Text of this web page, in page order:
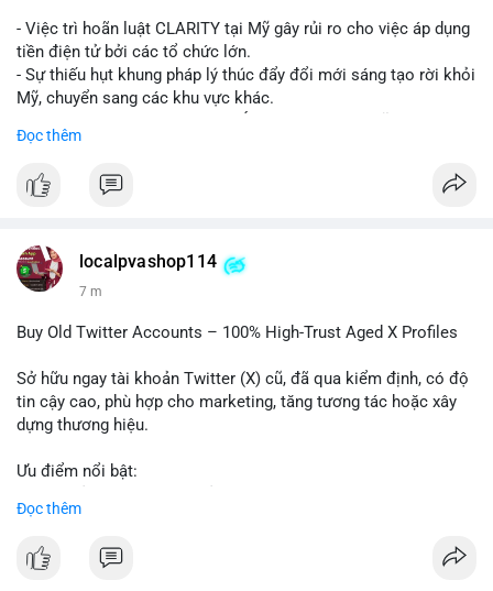
- Việc trì hoãn luật CLARITY tại Mỹ gây rủi ro cho việc áp dụng
tiền điện tử bởi các tổ chức lớn.
- Sự thiếu hụt khung pháp lý thúc đẩy đổi mới sáng tạo rời khỏi
Mỹ, chuyển sang các khu vực khác.
trường khi Mỹ còn đang lúng túng về luật pháp.
#binancesquare #blockchain
#vlikevn #titanbot
📰 Nguồn: Cointelegraph
Đọc thêm
localpvashop114
7 m
Buy Old Twitter Accounts – 100% High-Trust Aged X Profiles
Sở hữu ngay tài khoản Twitter (X) cũ, đã qua kiểm định, có độ
tin cậy cao, phù hợp cho marketing, tăng tương tác hoặc xây
dựng thương hiệu.
Ưu điểm nổi bật:
- Hồ sơ hoàn chỉnh, giảm nguy cơ bị khóa
Đọc thêm